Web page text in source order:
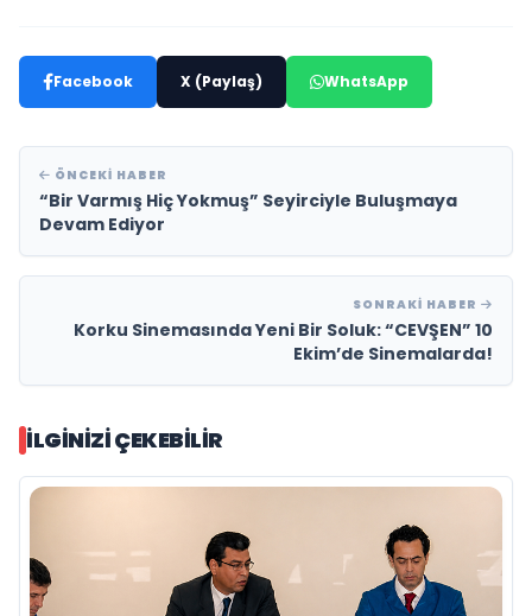
Facebook X (Paylaş) WhatsApp
ÖNCEKI HABER
“Bir Varmış Hiç Yokmuş” Seyirciyle Buluşmaya
Devam Ediyor
SONRAKI HABER
Korku Sinemasında Yeni Bir Soluk: “CEVŞEN” 10
Ekim’de Sinemalarda!
İLGINIZI ÇEKEBILIR